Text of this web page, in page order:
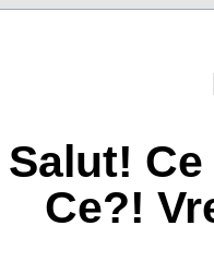
Salut!
Ce?!